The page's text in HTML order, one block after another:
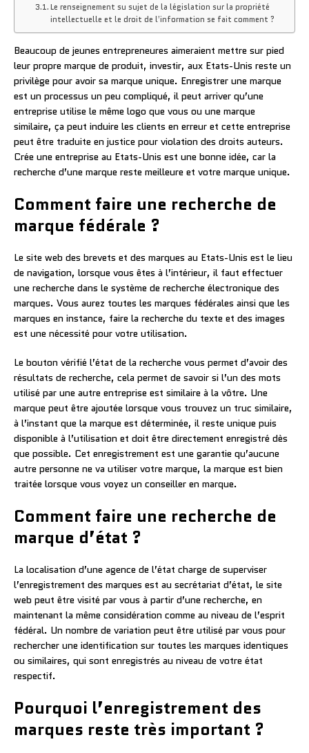
Le renseignement su sujet de la législation sur la propriété
intellectuelle et le droit de l’information se fait comment ?
Beaucoup de jeunes entrepreneures aimeraient mettre sur pied
leur propre marque de produit, investir, aux Etats-Unis reste un
privilège pour avoir sa marque unique. Enregistrer une marque
est un processus un peu compliqué, il peut arriver qu’une
entreprise utilise le même logo que vous ou une marque
similaire, ça peut induire les clients en erreur et cette entreprise
peut être traduite en justice pour violation des droits auteurs.
Crée une entreprise au Etats-Unis est une bonne idée, car la
recherche d’une marque reste meilleure et votre marque unique.
Comment faire une recherche de
marque fédérale ?
Le site web des brevets et des marques au Etats-Unis est le lieu
de navigation, lorsque vous êtes à l’intérieur, il faut effectuer
une recherche dans le système de recherche électronique des
marques. Vous aurez toutes les marques fédérales ainsi que les
marques en instance, faire la recherche du texte et des images
est une nécessité pour votre utilisation.
Le bouton vérifié l’état de la recherche vous permet d’avoir des
résultats de recherche, cela permet de savoir si l’un des mots
utilisé par une autre entreprise est similaire à la vôtre. Une
marque peut être ajoutée lorsque vous trouvez un truc similaire,
à l’instant que la marque est déterminée, il reste unique puis
disponible à l’utilisation et doit être directement enregistré dès
que possible. Cet enregistrement est une garantie qu’aucune
autre personne ne va utiliser votre marque, la marque est bien
traitée lorsque vous voyez un conseiller en marque.
Comment faire une recherche de
marque d’état ?
La localisation d’une agence de l’état charge de superviser
l’enregistrement des marques est au secrétariat d’état, le site
web peut être visité par vous à partir d’une recherche, en
maintenant la même considération comme au niveau de l’esprit
fédéral. Un nombre de variation peut être utilisé par vous pour
rechercher une identification sur toutes les marques identiques
ou similaires, qui sont enregistrés au niveau de votre état
respectif.
Pourquoi l’enregistrement des
marques reste très important ?